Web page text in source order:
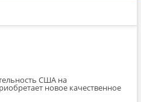
США на
новое качественное